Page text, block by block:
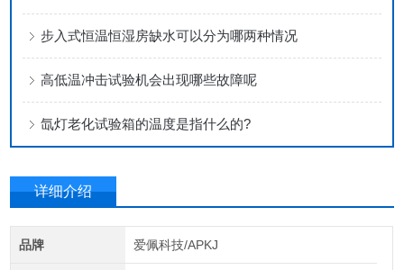
步入式恒温恒湿房缺水可以分为哪两种情况
高低温冲击试验机会出现哪些故障呢
氙灯老化试验箱的温度是指什么的?
详细介绍
品牌 爱佩科技/APKJ